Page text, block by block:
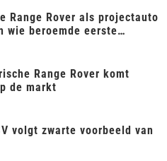
Range Rover als projectauto
wie beroemde eerste
Range Rover komt
de markt
volgt zwarte voorbeeld van